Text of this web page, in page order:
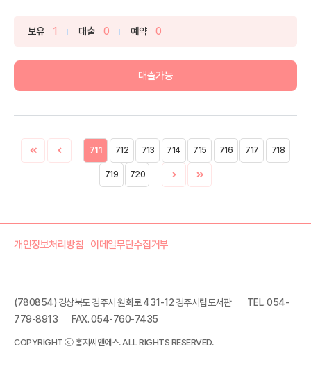
보유 1 대출 0 예약 0
대출가능
711 712 713 714 715 716 717 718
719 720
개인정보처리방침 이메일무단수집거부
(780854) 경상북도 경주시 원화로 431-12 경주시립도서관
TEL. 054-
779-8913
FAX. 054-760-7435
COPYRIGHT ⓒ 홍지씨앤에스. ALL RIGHTS RESERVED.